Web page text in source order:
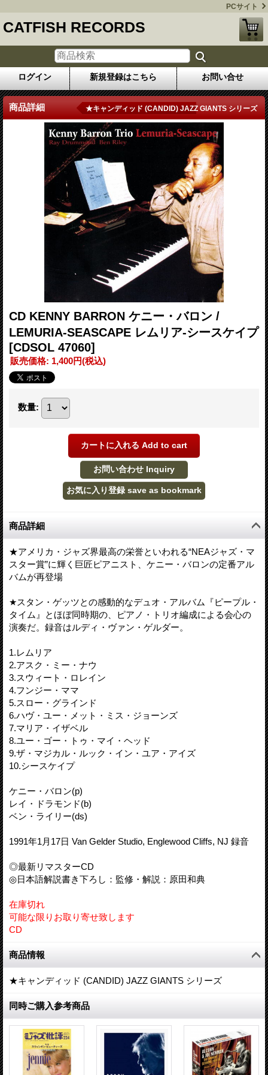
PCサイト
CATFISH RECORDS
ログイン 新規登録はこちら お問い合せ
商品詳細 ★キャンディッド (CANDID) JAZZ GIANTS シリーズ
CD KENNY BARRON ケニー・バロン /
LEMURIA-SEASCAPE レムリア-シースケイプ
[CDSOL 47060]
販売価格: 1,400円(税込)
数量:
商品詳細
★アメリカ・ジャズ界最高の栄誉といわれる“NEAジャズ・マ
スター賞”に輝く巨匠ピアニスト、ケニー・バロンの定番アル
バムが再登場
★スタン・ゲッツとの感動的なデュオ・アルバム『ピープル・
タイム』とほぼ同時期の、ピアノ・トリオ編成による会心の
演奏だ。録音はルディ・ヴァン・ゲルダー。
1.レムリア
2.アスク・ミー・ナウ
3.スウィート・ロレイン
4.フンジー・ママ
5.スロー・グラインド
6.ハヴ・ユー・メット・ミス・ジョーンズ
7.マリア・イザベル
8.ユー・ゴー・トゥ・マイ・ヘッド
9.ザ・マジカル・ルック・イン・ユア・アイズ
10.シースケイプ
ケニー・バロン(p)
レイ・ドラモンド(b)
ベン・ライリー(ds)
1991年1月17日 Van Gelder Studio, Englewood Cliffs, NJ 録音
◎最新リマスターCD
◎日本語解説書き下ろし：監修・解説：原田和典
在庫切れ
可能な限りお取り寄せ致します
CD
商品情報
★キャンディッド (CANDID) JAZZ GIANTS シリーズ
同時ご購入参考商品